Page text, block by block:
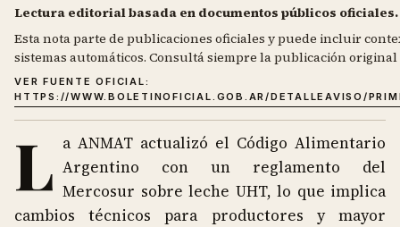
Lectura editorial basada en documentos públicos oficiales.
Esta nota parte de publicaciones oficiales y puede incluir
sistemas automáticos. Consultá siempre la publicación
VER FUENTE OFICIAL:
HTTPS://WWW.BOLETINOFICIAL.GOB.AR/DETALLEAVISO/
L a ANMAT actualizó el Código Alimentario
Argentino con un reglamento del
Mercosur sobre leche UHT, lo que implica
cambios técnicos para productores y mayor